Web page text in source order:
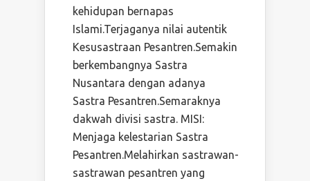
kehidupan bernapas
Islami.Terjaganya nilai autentik
Kesusastraan Pesantren.Semakin
berkembangnya Sastra
Nusantara dengan adanya
Sastra Pesantren.Semaraknya
dakwah divisi sastra. MISI:
Menjaga kelestarian Sastra
Pesantren.Melahirkan sastrawan-
sastrawan pesantren yang